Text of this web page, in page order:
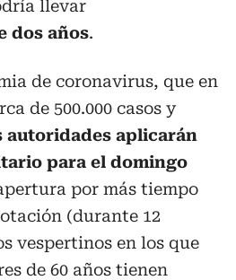
llevar
dos años.
de coronavirus, que en
de 500.000 casos y
autoridades aplicarán
para el domingo
por más tiempo
(durante 12
vespertinos en los que
de 60 años tienen